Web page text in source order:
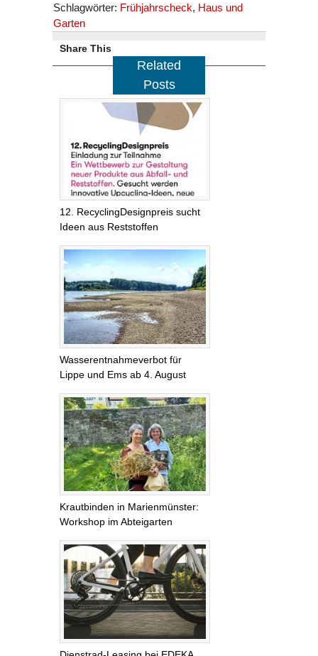
Schlagwörter: Frühjahrscheck, Haus und
Garten
Share This
Related
Posts
12. RecyclingDesignpreis sucht
Ideen aus Reststoffen
Wasserentnahmeverbot für
Lippe und Ems ab 4. August
Krautbinden in Marienmünster:
Workshop im Abteigarten